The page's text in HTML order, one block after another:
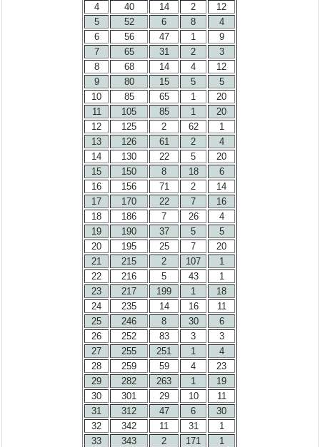
4
40 14 2
12
5
52 6 8
4
6
56 47 1
9
7
65 31 2
3
8
68 14 4
12
9
80 15 5
5
10
85 65 1
20
11
105 85 1
20
12
125 2 62
1
13
126 61 2
4
14
130 22 5
20
15
150 8 18
6
16
156 71 2
14
17
170 22 7
16
18
186 7 26
4
19
190 37 5
5
20
195 25 7
20
21
215 2 107
1
22
216 5 43
1
23
217 199 1
18
24
235 14 16
11
25
246 8 30
6
26
252 83 3
3
27
255 251 1
4
28
259 59 4
23
29
282 263 1
19
30
301 29 10
11
31
312 47 6
30
32
342 11 31
1
33
343 2 171
1